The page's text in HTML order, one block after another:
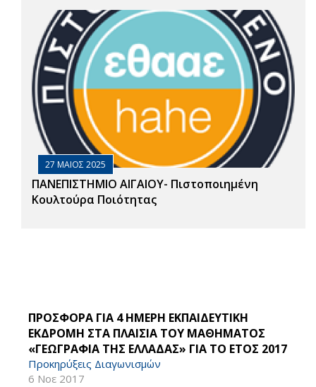
27 ΜΑΙΟΣ 2025
ΠΑΝΕΠΙΣΤΗΜΙΟ ΑΙΓΑΙΟΥ- Πιστοποιημένη
Κουλτούρα Ποιότητας
ΠΡΟΣΦΟΡΑ ΓΙΑ 4 ΗΜΕΡΗ ΕΚΠΑΙΔΕΥΤΙΚΗ
ΕΚΔΡΟΜΗ ΣΤΑ ΠΛΑΙΣΙΑ ΤΟΥ ΜΑΘΗΜΑΤΟΣ
«ΓΕΩΓΡΑΦΙΑ ΤΗΣ ΕΛΛΑΔΑΣ» ΓΙΑ ΤΟ ΕΤΟΣ 2017
Προκηρύξεις Διαγωνισμών
6 Νοε 2017